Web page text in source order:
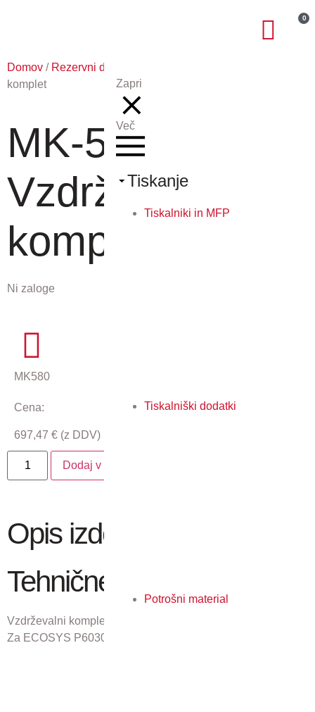
0
Zapri
Več
Tiskanje
Tiskalniki in MFP
Tiskalniški dodatki
Potrošni material
Domov / Rezervni deli Kyocera
komplet
MK-580 –
Vzdrževalni
komplet
Ni zaloge
MK580
Cena:
697,47 € (z DDV)
Dodaj v košarico
Opis izdelka
Tehnične lastnosti
Vzdrževalni komplet za menjavo na vsakih 200.000 izpisov.
Za ECOSYS P6030cdn, FS-C5350DN